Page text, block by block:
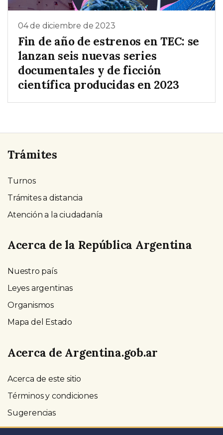
04 de diciembre de 2023
Fin de año de estrenos en TEC: se
lanzan seis nuevas series
documentales y de ficción
científica producidas en 2023
Trámites
Turnos
Trámites a distancia
Atención a la ciudadanía
Acerca de la República Argentina
Nuestro país
Leyes argentinas
Organismos
Mapa del Estado
Acerca de Argentina.gob.ar
Acerca de este sitio
Términos y condiciones
Sugerencias